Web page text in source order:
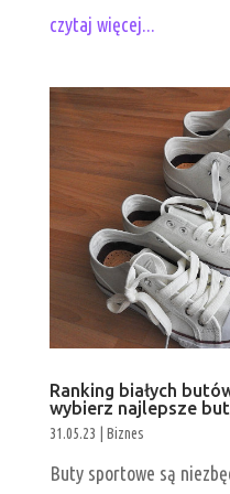
czytaj więcej...
Ranking białych
wybierz najlepsze
31.05.23 Biznes
Buty sportowe są